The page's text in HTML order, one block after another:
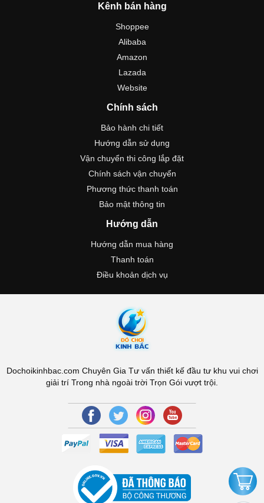
Kênh bán hàng
Shoppee
Alibaba
Amazon
Lazada
Website
Chính sách
Bảo hành chi tiết
Hướng dẫn sử dụng
Vận chuyển thi công lắp đặt
Chính sách vận chuyển
Phương thức thanh toán
Bảo mật thông tin
Hướng dẫn
Hướng dẫn mua hàng
Thanh toán
Điều khoản dịch vụ
Dochoikinhbac.com Chuyên Gia Tư vấn thiết kế đầu tư khu vui chơi
giải trí Trong nhà ngoài trời Trọn Gói vượt trội.